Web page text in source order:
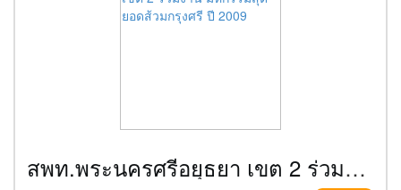
สพท.พระนครศรีอยุธยา เขต 2 ร่วมงาน มหกรรมสุดยอดส้วมกรุงศรี ปี 2009